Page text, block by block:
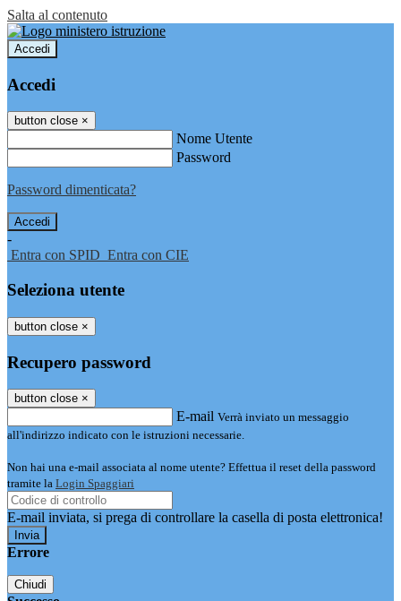
Salta al contenuto
Accedi
Accedi
button close ×
Nome Utente
Password
Password dimenticata?
-
Entra con SPID Entra con CIE
Seleziona utente
button close ×
Recupero password
button close ×
E-mail Verrà inviato un messaggio
all'indirizzo indicato con le istruzioni necessarie.
Non hai una e-mail associata al nome utente? Effettua il reset della password
tramite la Login Spaggiari
E-mail inviata, si prega di controllare la casella di posta elettronica!
Errore
Chiudi